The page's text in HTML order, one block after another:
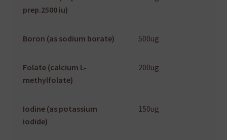
prep.2500 iu)
Boron (as sodium borate) 500ug
Folate (calcium L-
methylfolate)
200ug
Iodine (as potassium
iodide)
150ug